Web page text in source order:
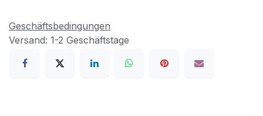
Geschäftsbedingungen
Versand: 1-2 Geschäftstage